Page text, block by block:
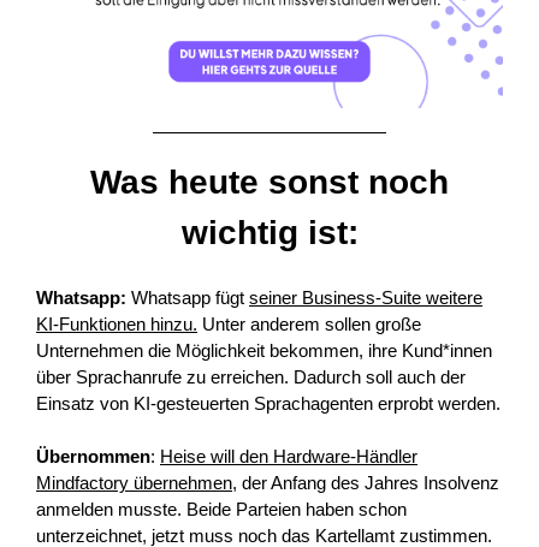
Was heute sonst noch
wichtig ist:
Whatsapp: Whatsapp fügt seiner Business-Suite weitere
KI-Funktionen hinzu. Unter anderem sollen große
Unternehmen die Möglichkeit bekommen, ihre Kund*innen
über Sprachanrufe zu erreichen. Dadurch soll auch der
Einsatz von KI-gesteuerten Sprachagenten erprobt werden.
Übernommen: Heise will den Hardware-Händler
Mindfactory übernehmen, der Anfang des Jahres Insolvenz
anmelden musste. Beide Parteien haben schon
unterzeichnet, jetzt muss noch das Kartellamt zustimmen.